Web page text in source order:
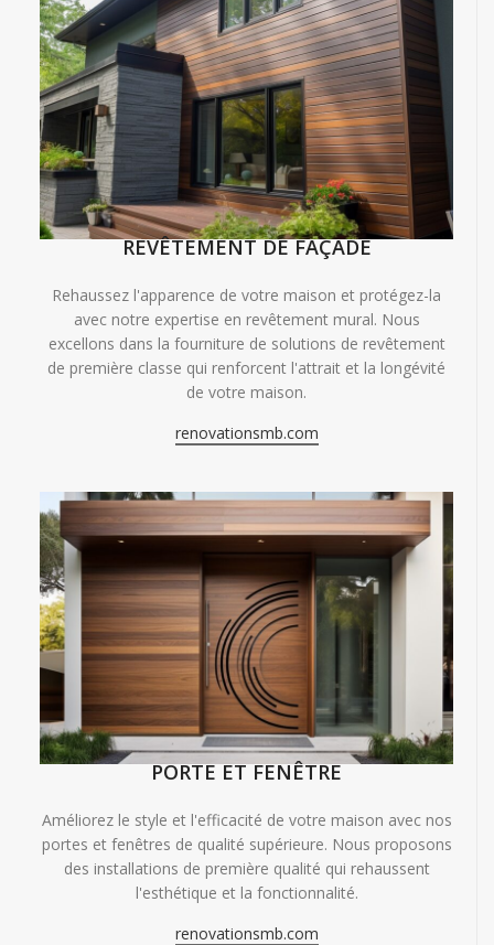
REVÊTEMENT DE FAÇADE
Rehaussez l'apparence de votre maison et protégez-la
avec notre expertise en revêtement mural. Nous
excellons dans la fourniture de solutions de revêtement
de première classe qui renforcent l'attrait et la longévité
de votre maison.
renovationsmb.com
PORTE ET FENÊTRE
Améliorez le style et l'efficacité de votre maison avec nos
portes et fenêtres de qualité supérieure. Nous proposons
des installations de première qualité qui rehaussent
l'esthétique et la fonctionnalité.
renovationsmb.com